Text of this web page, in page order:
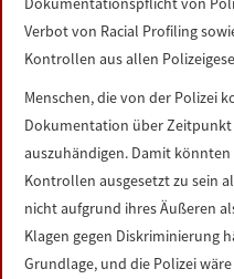
Verbot von Racial Profiling
Kontrollen aus allen
Menschen, die von der Polizei
Dokumentation über
auszuhändigen. Damit könnten
Kontrollen ausgesetzt zu sein
nicht aufgrund ihres Äußeren
Klagen gegen Diskriminierung
Grundlage, und die Polizei